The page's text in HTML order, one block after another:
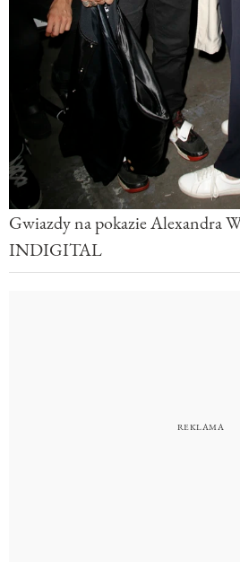
Gwiazdy na pokazie Alexandra
INDIGITAL